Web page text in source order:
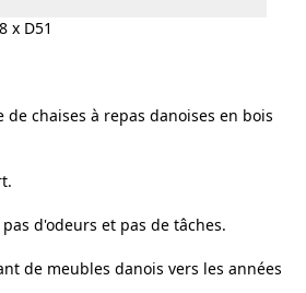
x D51
de chaises à repas danoises en bois
d'odeurs et pas de tâches.
de meubles danois vers les années